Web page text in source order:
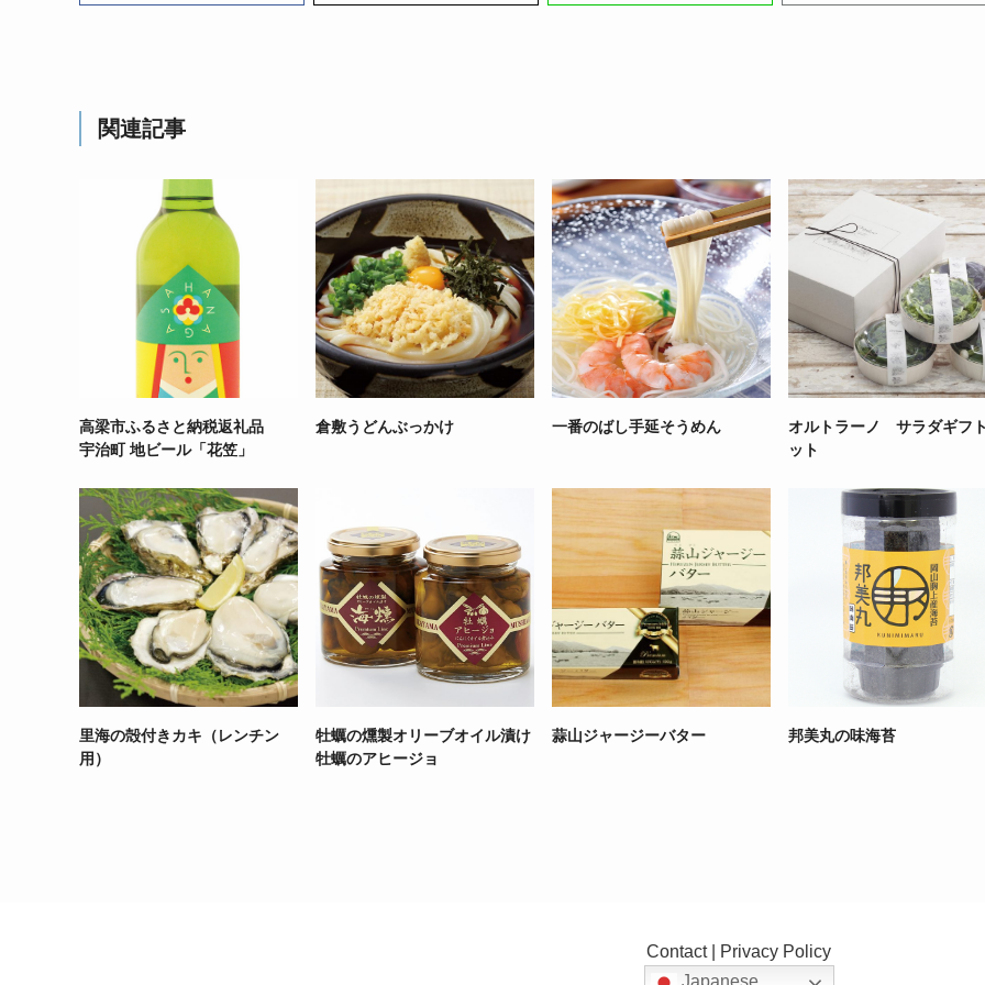
関連記事
高梁市ふるさと納税返礼品
宇治町 地ビール「花笠」
倉敷うどんぶっかけ 一番のばし手延そうめん
オルトラーノ サラダギフ
ット
里海の殻付きカキ（レンチン
用）
牡蠣の燻製オリーブオイル漬け
牡蠣のアヒージョ
蒜山ジャージーバター 邦美丸の味海苔
Contact|
Privacy Policy
Japanese